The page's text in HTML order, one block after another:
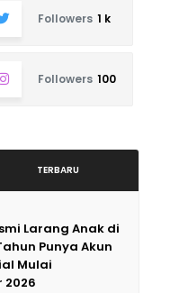
Followers 1 k
Followers 100
TERBARU
Larang Anak di
Punya Akun
Mulai
2026